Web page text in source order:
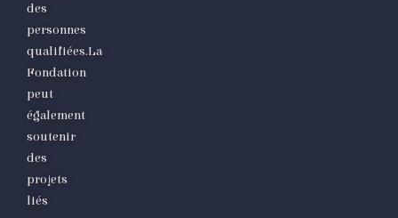
des
personnes
qualifiées.La
Fondation
peut
également
soutenir
des
projets
liés